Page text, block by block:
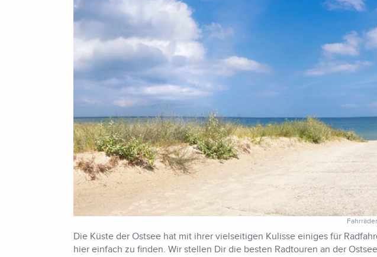
Die Küste der Ostsee hat mit ihrer vielseitigen Kulisse einiges für
hier einfach zu finden. Wir stellen Dir die besten Radtouren an der